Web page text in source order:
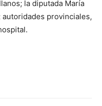
la diputada María
provinciales,